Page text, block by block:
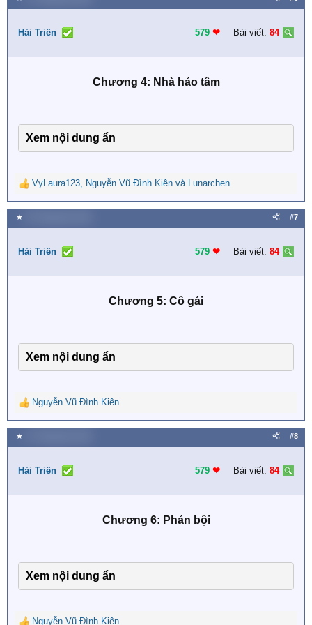
c
i
n
Hải Triền 579 ❤︎ Bài viết: 84
Chương 4: Nhà hảo tâm
Xem nội dung ẩn
R
e
a
c
i
n
VyLaura123, Nguyễn Vũ Đình Kiên và Lunarchen
★ #7
Hải Triền 579 ❤︎ Bài viết: 84
Chương 5: Cô gái
Xem nội dung ẩn
R
e
a
c
i
n
Nguyễn Vũ Đình Kiên
★ #8
Hải Triền 579 ❤︎ Bài viết: 84
Chương 6: Phản bội
Xem nội dung ẩn
Nguyễn Vũ Đình Kiên